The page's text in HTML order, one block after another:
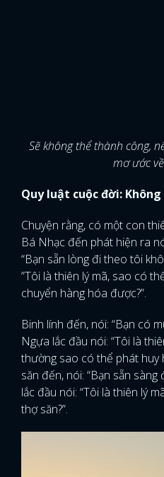
Sẽ không thể thành công,
mơ ước
Quy luật cuộc đời:
Chuyện rằng, có một con
Bá Nhạc đến phát hiện ra
“Bạn sẵn lòng đi theo tôi
”Tôi là thiên lý mã, sao có
chuyển hàng hóa được?”.
Binh lính đến, nói: “Bạn có
Ngựa lắc đầu nói: “Tôi là
thường sao có thể phát huy
săn đến, nói: “Bạn sẵn
lắc đầu nói: “Tôi là thiên lý
thợ săn?”.